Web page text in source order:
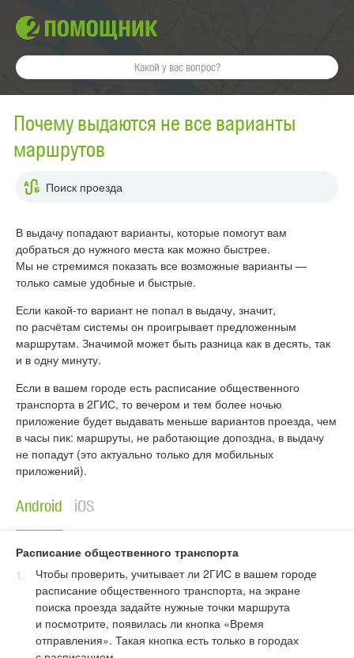
Почему выдаются не все варианты
маршрутов
Поиск проезда
В выдачу попадают варианты, которые помогут вам
добраться до нужного места как можно быстрее.
Мы не стремимся показать все возможные варианты —
только самые удобные и быстрые.
Если какой-то вариант не попал в выдачу, значит,
по расчётам системы он проигрывает предложенным
маршрутам. Значимой может быть разница как в десять, так
и в одну минуту.
Если в вашем городе есть расписание общественного
транспорта в 2ГИС, то вечером и тем более ночью
приложение будет выдавать меньше вариантов проезда, чем
в часы пик: маршруты, не работающие допоздна, в выдачу
не попадут (это актуально только для мобильных
приложений).
Android iOS
Расписание общественного транспорта
Чтобы проверить, учитывает ли 2ГИС в вашем городе
расписание общественного транспорта, на экране
поиска проезда задайте нужные точки маршрута
и посмотрите, появилась ли кнопка «Время
отправления». Такая кнопка есть только в городах